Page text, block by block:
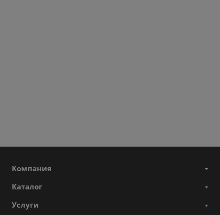
Компания
Каталог
Услуги